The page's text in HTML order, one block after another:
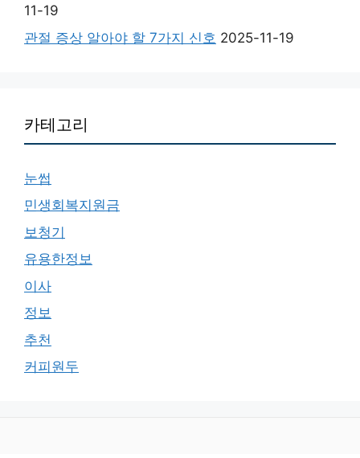
11-19
관절 증상 알아야 할 7가지 신호 2025-11-19
카테고리
눈썹
민생회복지원금
보청기
유용한정보
이사
정보
추천
커피원두